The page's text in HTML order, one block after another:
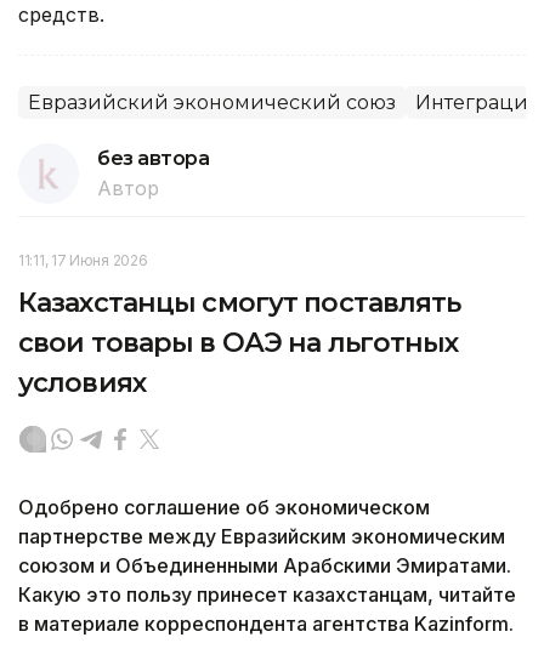
средств.
Евразийский экономический союз Интеграция
без автора
Автор
11:11, 17 Июня 2026
Казахстанцы смогут поставлять
свои товары в ОАЭ на льготных
условиях
Одобрено соглашение об экономическом
партнерстве между Евразийским экономическим
союзом и Объединенными Арабскими Эмиратами.
Какую это пользу принесет казахстанцам, читайте
в материале корреспондента агентства Kazinform.